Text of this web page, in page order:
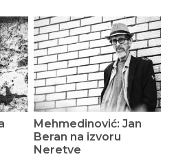
Mehmedinović: Jan
Beran na izvoru
Neretve